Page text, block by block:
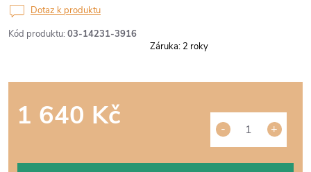
Kód produktu: 03-14231-3916
1 640 Kč
Dotaz k produktu
Záruka: 2 roky